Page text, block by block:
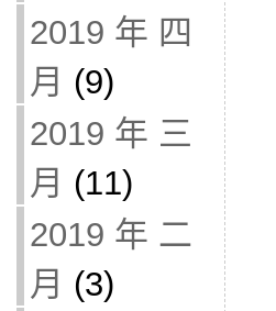
2019 年 四
月 (9)
2019 年 三
月 (11)
2019 年 二
月 (3)